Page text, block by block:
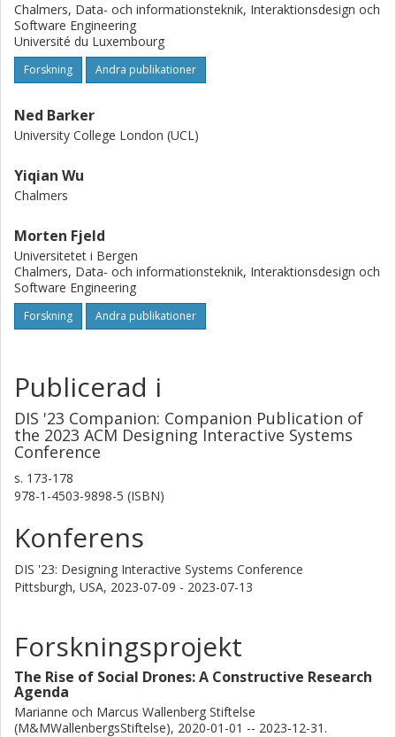
Chalmers, Data- och informationsteknik, Interaktionsdesign och
Software Engineering
Université du Luxembourg
Forskning Andra publikationer
Ned Barker
University College London (UCL)
Yiqian Wu
Chalmers
Morten Fjeld
Universitetet i Bergen
Chalmers, Data- och informationsteknik, Interaktionsdesign och
Software Engineering
Forskning Andra publikationer
Publicerad i
DIS '23 Companion: Companion Publication of
the 2023 ACM Designing Interactive Systems
Conference
s. 173-178
978-1-4503-9898-5 (ISBN)
Konferens
DIS '23: Designing Interactive Systems Conference
Pittsburgh, USA, 2023-07-09 - 2023-07-13
Forskningsprojekt
The Rise of Social Drones: A Constructive Research
Agenda
Marianne och Marcus Wallenberg Stiftelse
(M&MWallenbergsStiftelse), 2020-01-01 -- 2023-12-31.